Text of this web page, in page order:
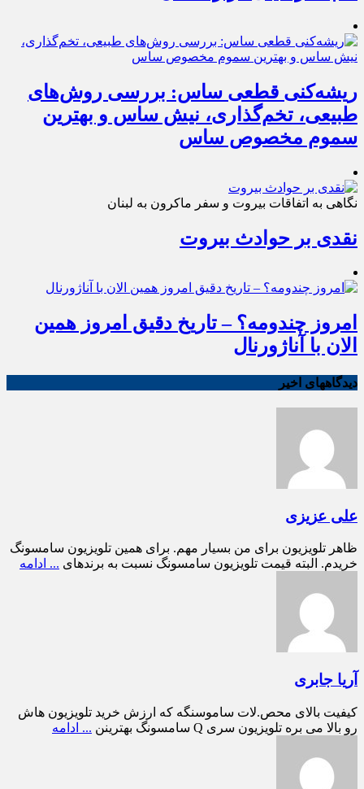
ریشه‌کنی قطعی ساس: بررسی روش‌های
طبیعی، تخم‌گذاری، نیش ساس و بهترین
سموم مخصوص ساس
نگاهی به اتفاقات بیروت و سفر ماکرون به لبنان
نقدی بر حوادث بیروت
امروز چندومه؟ – تاریخ دقیق امروز همین
الان با آناژورنال
دیدگاههای اخیر
علی عزیزی
ظاهر تلویزیون برای من بسیار مهم. برای همین تلویزیون سامسونگ
خریدم. البته قیمت تلویزیون سامسونگ نسبت به برندهای ... ادامه
آریا جابری
کیفیت بالای محص.لات ساموسنگه که ارزش خرید تلویزیون هاش
رو بالا می بره تلویزیون سری Q سامسونگ بهترینن
... ادامه